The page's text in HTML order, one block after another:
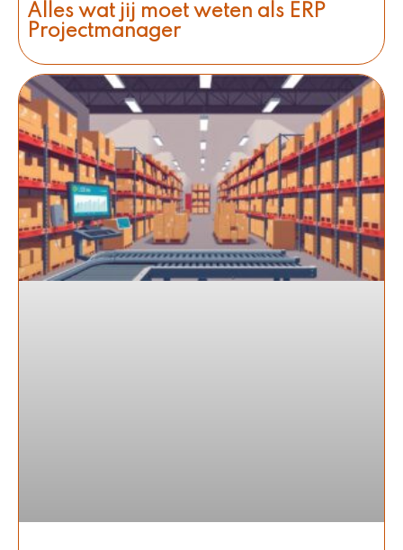
Alles wat jij moet weten als ERP
Projectmanager